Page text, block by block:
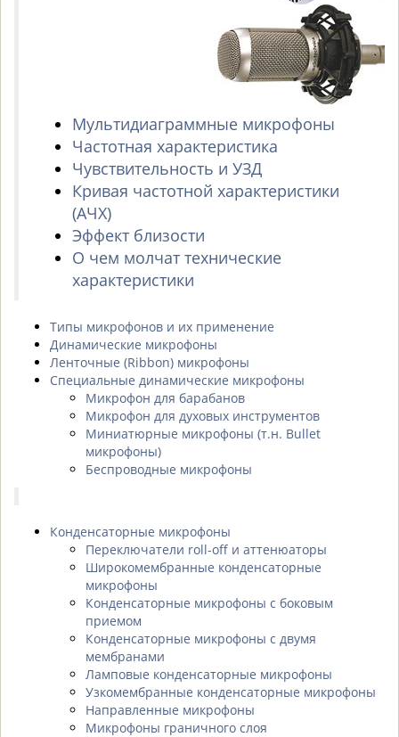
Мультидиаграммные микрофоны
Частотная характеристика
Чувствительность и УЗД
Кривая частотной характеристики
(АЧХ)
Эффект близости
О чем молчат технические
характеристики
Типы микрофонов и их применение
Динамические микрофоны
Ленточные (Ribbon) микрофоны
Специальные динамические микрофоны
Микрофон для барабанов
Микрофон для духовых инструментов
Миниатюрные микрофоны (т.н. Bullet
микрофоны)
Беспроводные микрофоны
Конденсаторные микрофоны
Переключатели roll-off и аттенюаторы
Широкомембранные конденсаторные
микрофоны
Конденсаторные микрофоны с боковым
приемом
Конденсаторные микрофоны с двумя
мембранами
Ламповые конденсаторные микрофоны
Узкомембранные конденсаторные микрофоны
Направленные микрофоны
Микрофоны граничного слоя